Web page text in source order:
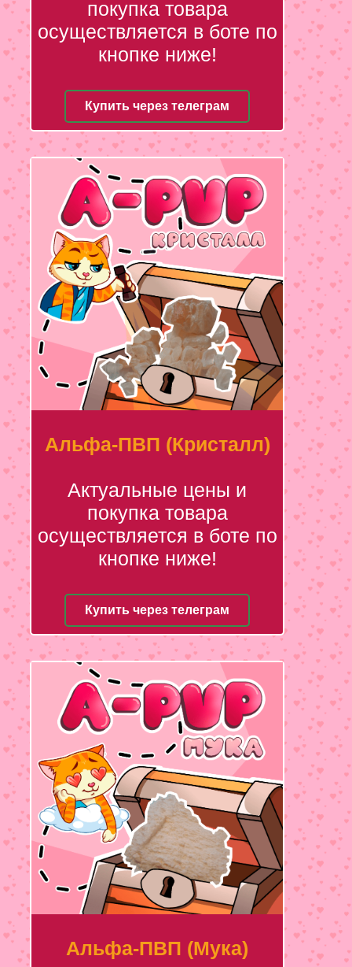
покупка товара
осуществляется в боте по
кнопке ниже!
Купить через телеграм
Альфа-ПВП (Кристалл)
Актуальные цены и
покупка товара
осуществляется в боте по
кнопке ниже!
Купить через телеграм
Альфа-ПВП (Мука)